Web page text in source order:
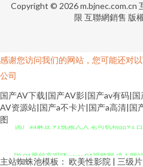
Copyright © 2026m.bjnec.com.cn
限 互聯網銷售 版
感谢您访问我们的网站，您可能还对
公司
国产AV下载|国产AV影|国产av有码|
AV资源站|国产a不卡片|国产a高清|国
图
啪 91黑丝高跟骚 www91视频网 成人网
主站蜘蛛池模板： 欧美性影院 | 三级